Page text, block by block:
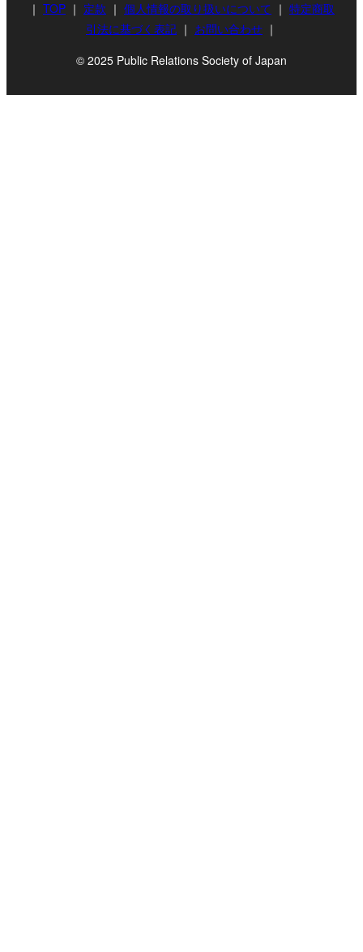
｜ TOP ｜ 定款 ｜ 個人情報の取り扱いについて ｜ 特定商取
引法に基づく表記 ｜ お問い合わせ ｜
© 2025 Public Relations Society of Japan